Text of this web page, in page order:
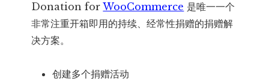
Donation forWooCommerce 是唯一一个
非常注重开箱即用的持续、经常性捐赠的捐赠解
决方案。
创建多个捐赠活动